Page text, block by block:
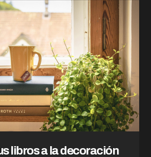
libros a la decoración